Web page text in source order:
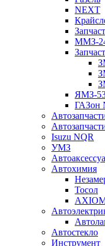
NEXT
ММЗ-
ЯМЗ-
ГАЗон
Isuzu NQR
УМЗ
Автохимия
Тосол
Автостекло
Инструмент